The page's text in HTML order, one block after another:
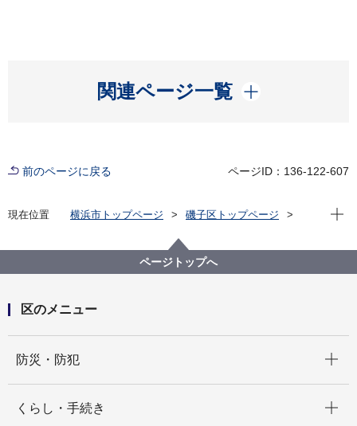
関連ページ一覧
開く
前のページに戻る ページID：136-122-607
現在位置 横浜市トップページ
磯子区トップページ
ISOGOフォトニュース
第25回かがやきクラブ磯子「グラウンド・ゴルフ本大
会」が開催されました！
現在
ページトップへ
区のメニュー
防災・防犯
くらし・手続き